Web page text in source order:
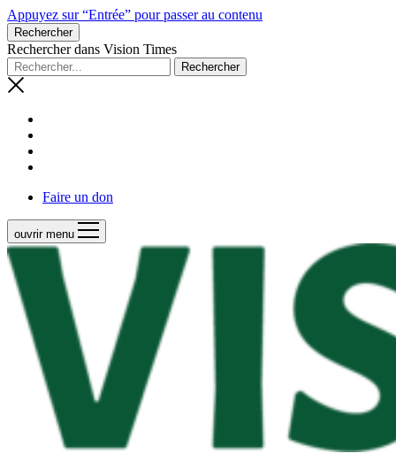
Appuyez sur “Entrée” pour passer au contenu
Rechercher
Rechercher dans Vision Times
Faire un don
ouvrir menu